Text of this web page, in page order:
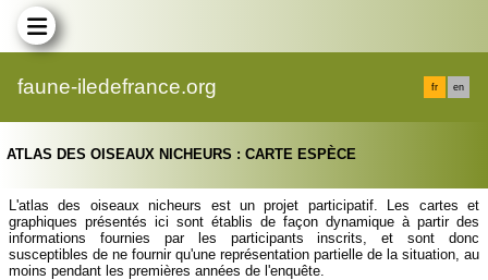
faune-iledefrance.org fr en
ATLAS DES OISEAUX NICHEURS : CARTE ESPÈCE
L'atlas des oiseaux nicheurs est un projet participatif. Les cartes et
graphiques présentés ici sont établis de façon dynamique à partir des
informations fournies par les participants inscrits, et sont donc
susceptibles de ne fournir qu'une représentation partielle de la situation, au
moins pendant les premières années de l'enquête.